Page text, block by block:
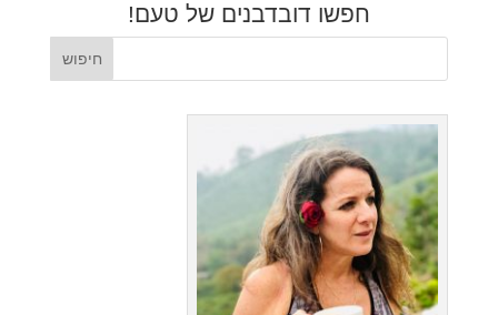
חפשו דובדבנים של טעם!